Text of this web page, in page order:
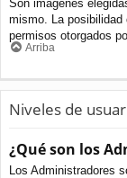
Son imágenes
mismo. La posibilidad
permisos otorgados
Arriba
Niveles de
¿Qué son los
Los Administradores